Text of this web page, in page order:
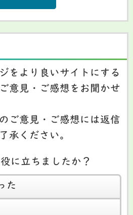
をより良いサイトにする
意見・ご感想をお聞かせ
ご意見・ご感想には返信
承ください。
に立ちましたか？
た